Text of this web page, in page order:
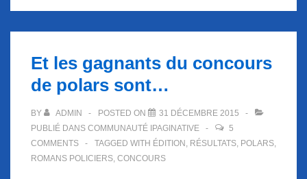
Et les gagnants du concours
de polars sont…
BY ADMIN POSTED ON
31 DÉCEMBRE 2015
PUBLIÉ DANS COMMUNAUTÉ IPAGINATIVE
5
COMMENTS
TAGGED WITH ÉDITION RÉSULTATS POLARS
ROMANS POLICIERS CONCOURS